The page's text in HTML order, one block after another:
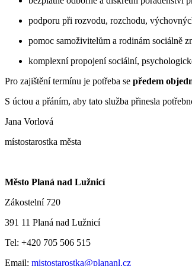
podporu při rozvodu, rozchodu,
pomoc samoživitelům a rodinám sociálně
komplexní propojení sociální,
Pro zajištění termínu je potřeba se předem
S úctou a přáním, aby tato služba přinesla
Jana Vorlová
místostarostka města
Město Planá nad Lužnicí
Zákostelní 720
391 11 Planá nad Lužnicí
Tel: +420 705 506 515
Email: mistostarostka@plananl.cz